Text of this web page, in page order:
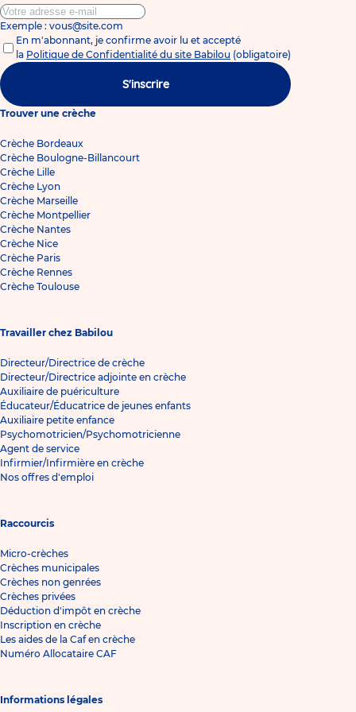
Exemple : vous@site.com
En m'abonnant, je confirme avoir lu et accepté
la Politique de Confidentialité du site Babilou (obligatoire)
S'inscrire
Trouver une crèche
Crèche Bordeaux
Crèche Boulogne-Billancourt
Crèche Lille
Crèche Lyon
Crèche Marseille
Crèche Montpellier
Crèche Nantes
Crèche Nice
Crèche Paris
Crèche Rennes
Crèche Toulouse
Travailler chez Babilou
Directeur/Directrice de crèche
Directeur/Directrice adjointe en crèche
Auxiliaire de puériculture
Éducateur/Éducatrice de jeunes enfants
Auxiliaire petite enfance
Psychomotricien/Psychomotricienne
Agent de service
Infirmier/Infirmière en crèche
Nos offres d'emploi
Raccourcis
Micro-crèches
Crèches municipales
Crèches non genrées
Crèches privées
Déduction d'impôt en crèche
Inscription en crèche
Les aides de la Caf en crèche
Numéro Allocataire CAF
Informations légales